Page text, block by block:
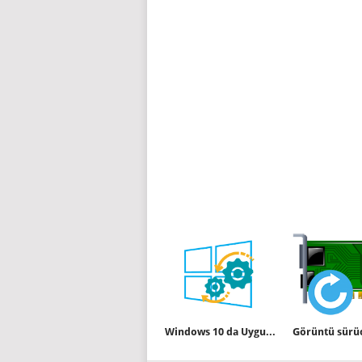
Windows 10 da Uygulamalar otomatik başlamasın